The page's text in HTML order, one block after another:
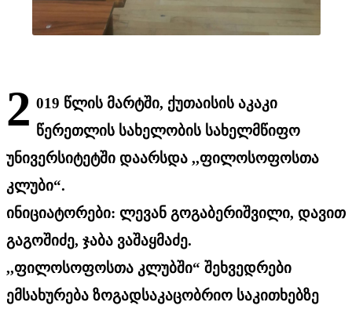
2 019 წლის მარტში, ქუთაისის აკაკი
წერეთლის სახელობის სახელმწიფო
უნივერსიტეტში დაარსდა ,,ფილოსოფოსთა
კლუბი“.
ინიციატორები: ლევან გოგაბერიშვილი, დავით
გაგოშიძე, ჯაბა ვაშაყმაძე.
,,ფილოსოფოსთა კლუბში“ შეხვედრები
ემსახურება ზოგადსაკაცობრიო საკითხებზე